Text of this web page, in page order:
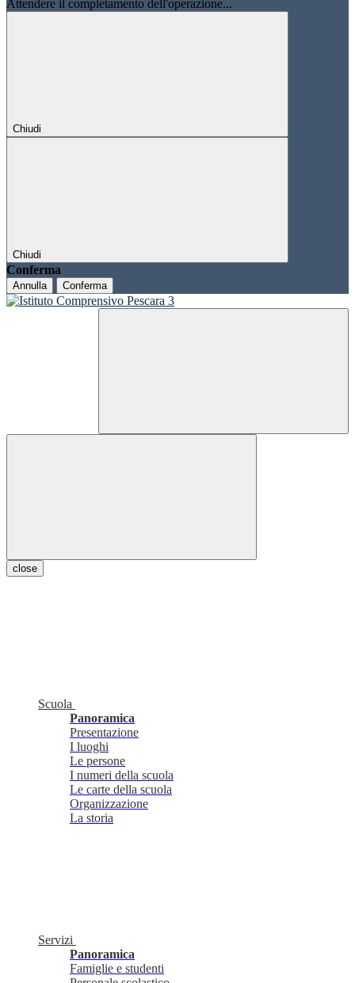
Attendere il completamento dell'operazione...
Chiudi
Chiudi
Conferma
Annulla Conferma
close
Scuola
Panoramica
Presentazione
I luoghi
Le persone
I numeri della scuola
Le carte della scuola
Organizzazione
La storia
Servizi
Panoramica
Famiglie e studenti